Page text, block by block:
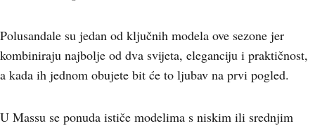
Polusandale su jedan od ključnih modela ove sezone jer
kombiniraju najbolje od dva svijeta, eleganciju i praktičnost,
a kada ih jednom obujete bit će to ljubav na prvi pogled.
U Massu se ponuda ističe modelima s niskim ili srednjim